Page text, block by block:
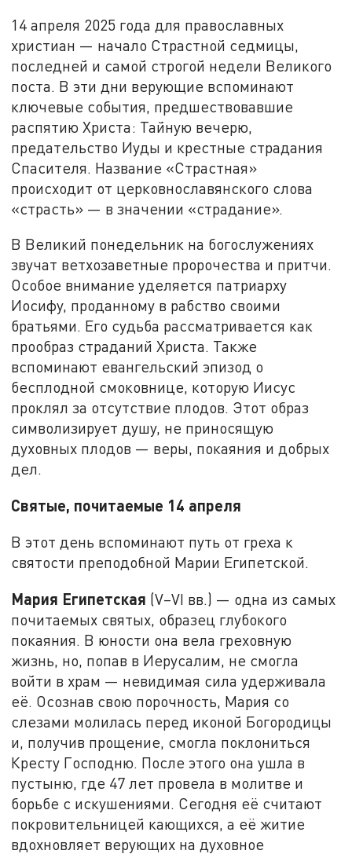
14 апреля 2025 года для православных
христиан — начало Страстной седмицы,
последней и самой строгой недели Великого
поста. В эти дни верующие вспоминают
ключевые события, предшествовавшие
распятию Христа: Тайную вечерю,
предательство Иуды и крестные страдания
Спасителя. Название «Страстная»
происходит от церковнославянского слова
«страсть» — в значении «страдание».
В Великий понедельник на богослужениях
звучат ветхозаветные пророчества и притчи.
Особое внимание уделяется патриарху
Иосифу, проданному в рабство своими
братьями. Его судьба рассматривается как
прообраз страданий Христа. Также
вспоминают евангельский эпизод о
бесплодной смоковнице, которую Иисус
проклял за отсутствие плодов. Этот образ
символизирует душу, не приносящую
духовных плодов — веры, покаяния и добрых
дел.
Святые, почитаемые 14 апреля
В этот день вспоминают путь от греха к
святости преподобной Марии Египетской.
Мария Египетская (V–VI вв.) — одна из самых
почитаемых святых, образец глубокого
покаяния. В юности она вела греховную
жизнь, но, попав в Иерусалим, не смогла
войти в храм — невидимая сила удерживала
её. Осознав свою порочность, Мария со
слезами молилась перед иконой Богородицы
и, получив прощение, смогла поклониться
Кресту Господню. После этого она ушла в
пустыню, где 47 лет провела в молитве и
борьбе с искушениями. Сегодня её считают
покровительницей кающихся, а её житие
вдохновляет верующих на духовное